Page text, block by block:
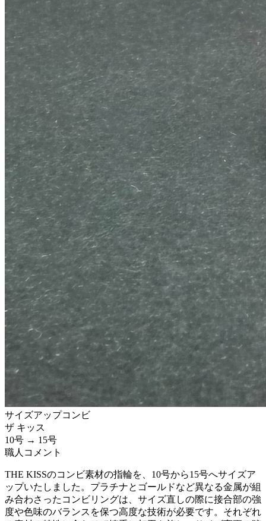
サイズアップコンビ
ザ キッス
10号 → 15号
職人コメント
THE KISSのコンビ素材の指輪を、10号から15号へサイズア
ップいたしました。プラチナとゴールドなど異なる金属が組
み合わさったコンビリングは、サイズ直しの際に接合部の強
度や色味のバランスを保つ高度な技術が必要です。それぞれ